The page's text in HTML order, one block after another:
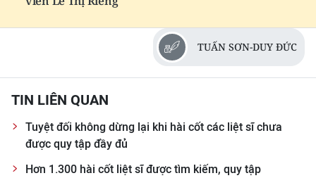
TUẤN SƠN-DUY ĐỨC
TIN LIÊN QUAN
Tuyệt đối không dừng lại khi hài cốt các liệt sĩ chưa
được quy tập đầy đủ
Hơn 1.300 hài cốt liệt sĩ được tìm kiếm, quy tập